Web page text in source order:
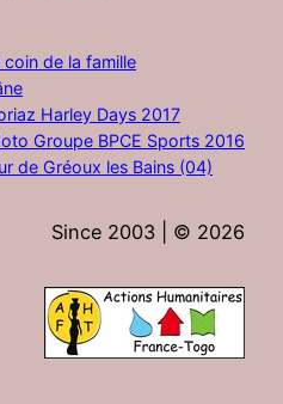
de la famille
Harley Days 2017
Groupe BPCE Sports 2016
de Gréoux les Bains (04)
Since 2003 | © 2026